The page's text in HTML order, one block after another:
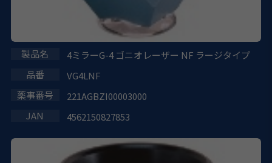
4ミラーG-4 ゴニオレーザー NF ラージタイプ
VG4LNF
221AGBZI00003000
4562150827853